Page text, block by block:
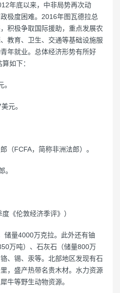
年底以来，中非局势再次动
极度困难。2016年图瓦德拉总
积极争取国际援助，重点发展农
教育、卫生、交通等基础设施服
年就业。总体经济形势有所好
如下：
元。
（FCFA，简称非洲法郎）。
。
《伦敦经济季评》）
储量4000万克拉。此外还有铀
万吨）、石灰石（储量800万
、锡、汞等。北部地区发现有石
，盛产热带名贵木材。水力资源
牛等野生动物资源。